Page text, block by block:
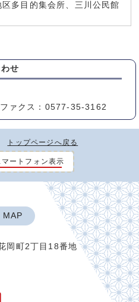
多目的集会所、三川公民館
せ
ァクス：0577-35-3162
トップページへ戻る
マートフォン表示
MAP
岡町2丁目18番地